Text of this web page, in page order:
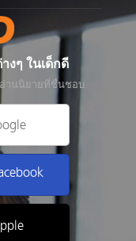
งๆ ในเด็กดี
านนิยายที่ชื่นชอบ